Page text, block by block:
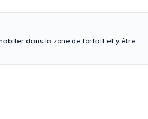
dans la zone de forfait et y être